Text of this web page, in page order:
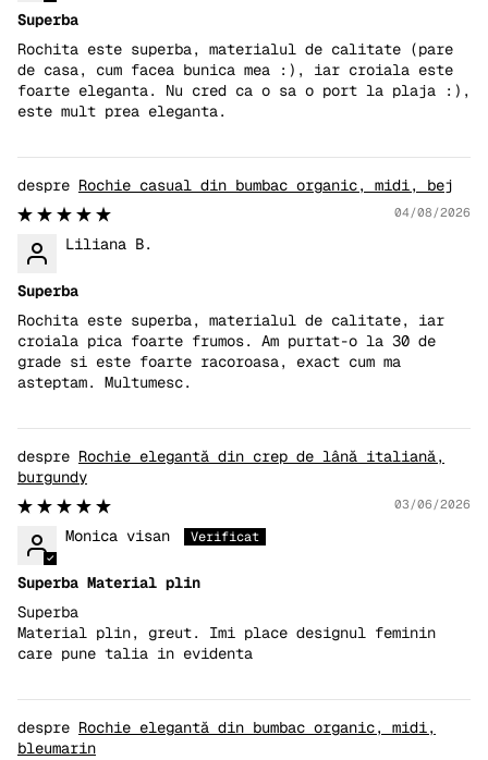
Superba
Rochita este superba, materialul de calitate (pare
de casa, cum facea bunica mea :), iar croiala este
foarte eleganta. Nu cred ca o sa o port la plaja :),
este mult prea eleganta.
Rochie casual din bumbac organic, midi, bej
04/08/2026
Liliana B.
Superba
Rochita este superba, materialul de calitate, iar
croiala pica foarte frumos. Am purtat-o la 30 de
grade si este foarte racoroasa, exact cum ma
asteptam. Multumesc.
Rochie elegantă din crep de lână italiană,
burgundy
03/06/2026
Monica visan
Superba Material plin
Superba
Material plin, greut. Imi place designul feminin
care pune talia in evidenta
Rochie elegantă din bumbac organic, midi,
bleumarin